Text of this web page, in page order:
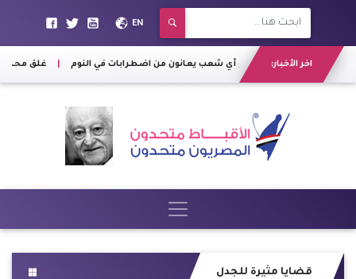
EN
اخر الأخبار: من اضطرابات في النوم | غلق محطة
قضايا مثيرة للجدل